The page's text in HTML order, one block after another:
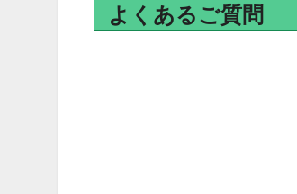
よくあるご質問